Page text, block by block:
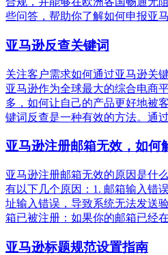
些问答，帮助你了解如何申报亚
亚马逊反查关键词
关注客户需求如何通过亚马逊关
亚马逊作为全球最大的综合电商
多，如何让自己的产品更好地被
键词反查是一种有效的方法。通
亚马逊注册邮箱无效，如何
亚马逊注册邮箱无效的原因是什
有以下几个原因：1. 邮箱输入错
址输入错误，导致系统无法发送
箱已被注册：如果你的邮箱已经
亚马逊标题规范设置指南